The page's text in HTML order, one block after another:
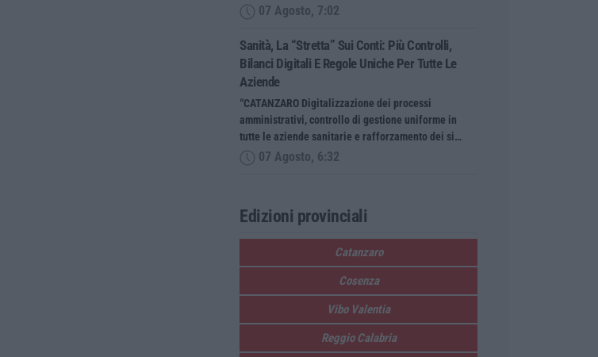
07 Agosto, 7:02
Sanità, La “stretta” Sui Conti: Più Controlli,
Bilanci Digitali E Regole Uniche Per Tutte Le
Aziende
“CATANZARO Digitalizzazione dei processi
amministrativi, controllo di gestione uniforme in
tutte le aziende sanitarie e rafforzamento dei si…
07 Agosto, 6:32
Edizioni provinciali
Catanzaro
Cosenza
Vibo Valentia
Reggio Calabria